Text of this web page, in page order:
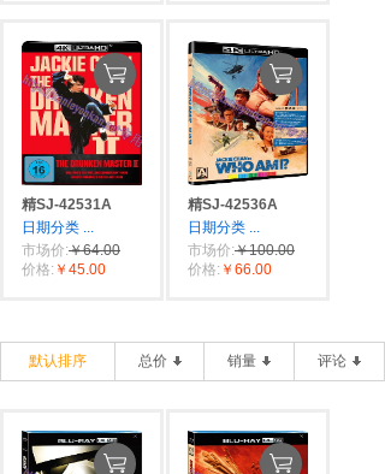
精SJ-42531A
日期分类 ...
市场价:￥64.00
价格: ￥45.00
精SJ-42536A
日期分类 ...
市场价:￥100.00
价格: ￥66.00
默认排序 总价 销量 评论